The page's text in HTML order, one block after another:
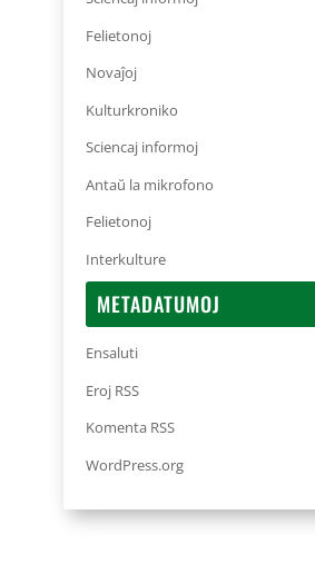
Felietonoj
Novaĵoj
Kulturkroniko
Sciencaj informoj
Antaŭ la mikrofono
Felietonoj
Interkulture
METADATUMOJ
Ensaluti
Eroj RSS
Komenta RSS
WordPress.org